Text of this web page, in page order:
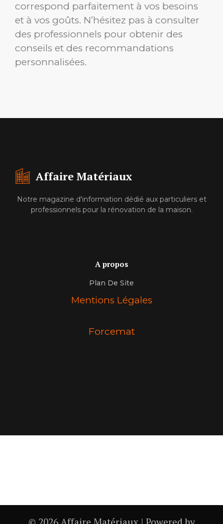
correspond parfaitement à vos besoins
et à vos goûts. N’hésitez pas à consulter
des professionnels pour obtenir des
conseils et des recommandations
personnalisées.
Affaire Matériaux
Notre magazine d'information dédié aux particuliers et
professionnels pour la rénovation de la maison.
A propos
Plan De Site
Mentions Légales
Forcemat